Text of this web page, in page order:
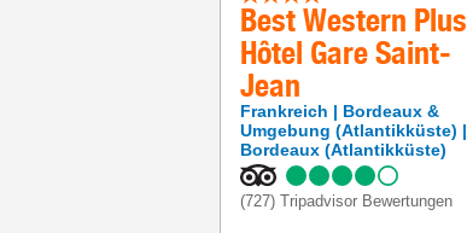
Best Western Plus
Hôtel Gare Saint-
Jean
Frankreich
Bordeaux &
Umgebung (Atlantikküste)
Bordeaux (Atlantikküste)
(727) Tripadvisor Bewertungen